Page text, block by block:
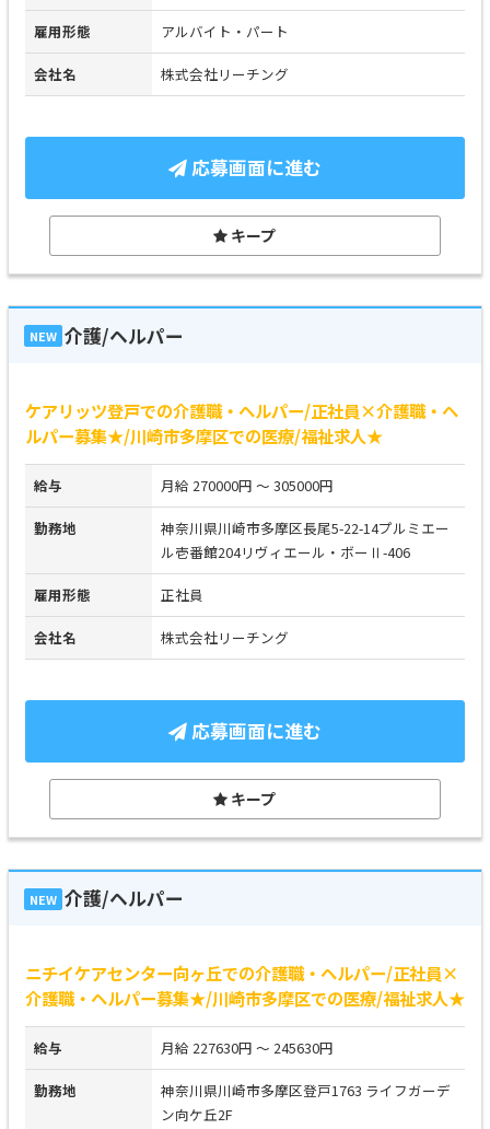
雇用形態 アルバイト・パート
会社名 株式会社リーチング
応募画面に進む
キープ
NEW 介護/ヘルパー
ケアリッツ登戸での介護職・ヘルパー/正社員×介護職・ヘ
ルパー募集★/川崎市多摩区での医療/福祉求人★
給与 月給 270000円 ～ 305000円
勤務地
神奈川県川崎市多摩区長尾5-22-14プルミエー
ル壱番館204リヴィエール・ボーⅡ-406
雇用形態 正社員
会社名 株式会社リーチング
応募画面に進む
キープ
NEW 介護/ヘルパー
ニチイケアセンター向ヶ丘での介護職・ヘルパー/正社員×
介護職・ヘルパー募集★/川崎市多摩区での医療/福祉求人★
給与 月給 227630円 ～ 245630円
勤務地
神奈川県川崎市多摩区登戸1763 ライフガーデ
ン向ケ丘2F